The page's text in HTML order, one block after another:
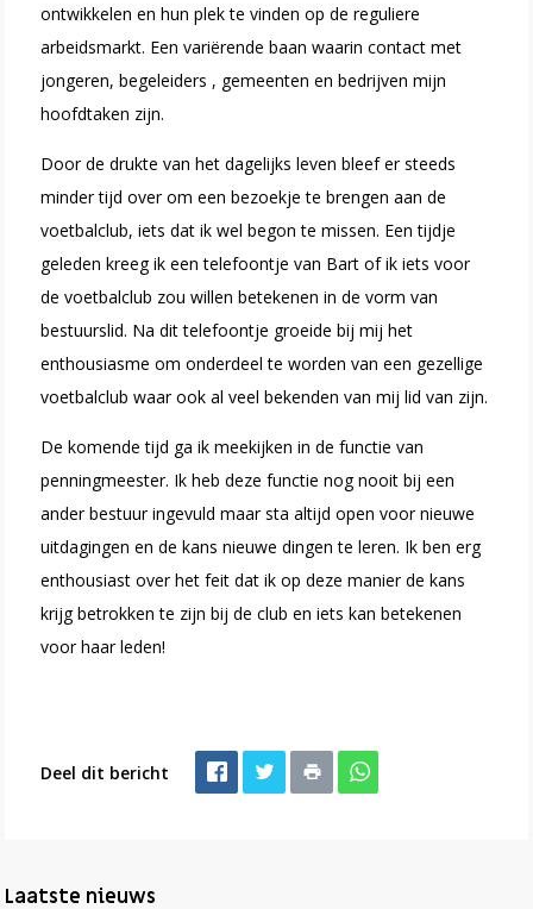
ontwikkelen en hun plek te vinden op de reguliere
arbeidsmarkt. Een variërende baan waarin contact met
jongeren, begeleiders , gemeenten en bedrijven mijn
hoofdtaken zijn.
Door de drukte van het dagelijks leven bleef er steeds
minder tijd over om een bezoekje te brengen aan de
voetbalclub, iets dat ik wel begon te missen. Een tijdje
geleden kreeg ik een telefoontje van Bart of ik iets voor
de voetbalclub zou willen betekenen in de vorm van
bestuurslid. Na dit telefoontje groeide bij mij het
enthousiasme om onderdeel te worden van een gezellige
voetbalclub waar ook al veel bekenden van mij lid van zijn.
De komende tijd ga ik meekijken in de functie van
penningmeester. Ik heb deze functie nog nooit bij een
ander bestuur ingevuld maar sta altijd open voor nieuwe
uitdagingen en de kans nieuwe dingen te leren. Ik ben erg
enthousiast over het feit dat ik op deze manier de kans
krijg betrokken te zijn bij de club en iets kan betekenen
voor haar leden!
Deel dit bericht
Laatste nieuws